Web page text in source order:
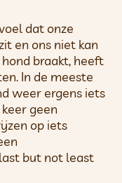
dat onze
en ons niet kan
braakt, heeft
In de meeste
weer ergens iets
geen
op iets
but not least